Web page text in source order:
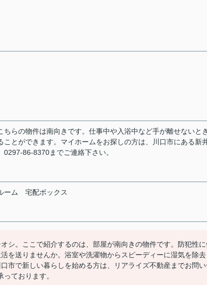
らの物件は南向きです。仕事中や入浴中など手が離せないと
とができます。マイホームをお探しの方は、川口市にある新
86-8370までご連絡下さい。
ーム 宅配ボックス
シ。ここで紹介するのは、部屋が南向きの物件です。防犯性
を送りませんか。浴室や洗濯物からスピーディーに湿気を除去
市で新しい暮らしを始める方は、リアライズ不動産までお問い
ております。